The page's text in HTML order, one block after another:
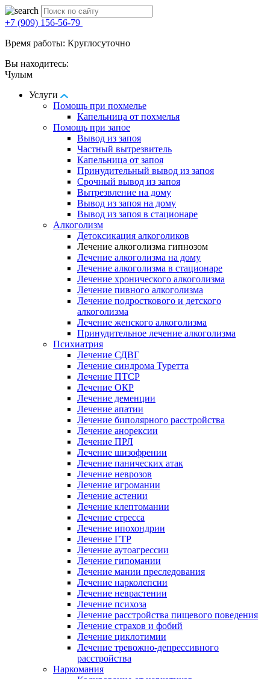
+7 (909) 156-56-79
Время работы: Круглосуточно
Вы находитесь:
Чулым
Услуги
Помощь при похмелье
Капельница от похмелья
Помощь при запое
Вывод из запоя
Частный вытрезвитель
Капельница от запоя
Принудительный вывод из запоя
Срочный вывод из запоя
Вытрезвление на дому
Вывод из запоя на дому
Вывод из запоя в стационаре
Алкоголизм
Детоксикация алкоголиков
Лечение алкоголизма гипнозом
Лечение алкоголизма на дому
Лечение алкоголизма в стационаре
Лечение хронического алкоголизма
Лечение пивного алкоголизма
Лечение подросткового и детского
алкоголизма
Лечение женского алкоголизма
Принудительное лечение алкоголизма
Психиатрия
Лечение СДВГ
Лечение синдрома Туретта
Лечение ПТСР
Лечение ОКР
Лечение деменции
Лечение апатии
Лечение биполярного расстройства
Лечение анорексии
Лечение ПРЛ
Лечение шизофрении
Лечение панических атак
Лечение неврозов
Лечение игромании
Лечение астении
Лечение клептомании
Лечение стресса
Лечение ипохондрии
Лечение ГТР
Лечение аутоагрессии
Лечение гипомании
Лечение мании преследования
Лечение нарколепсии
Лечение неврастении
Лечение психоза
Лечение расстройства пищевого поведения
Лечение страхов и фобий
Лечение циклотимии
Лечение тревожно-депрессивного
расстройства
Наркомания